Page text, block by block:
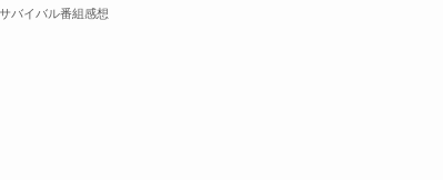
サバイバル番組感想